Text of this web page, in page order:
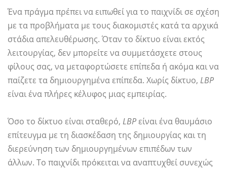
Ένα πράγμα πρέπει να ειπωθεί για το παιχνίδι σε σχέση
με τα προβλήματα με τους διακομιστές κατά τα αρχικά
στάδια απελευθέρωσης. Όταν το δίκτυο είναι εκτός
λειτουργίας, δεν μπορείτε να συμμετάσχετε στους
φίλους σας, να μεταφορτώσετε επίπεδα ή ακόμα και να
παίζετε τα δημιουργημένα επίπεδα. Χωρίς δίκτυο, LBP
είναι ένα πλήρες κέλυφος μιας εμπειρίας.
Όσο το δίκτυο είναι σταθερό, LBPείναι ένα θαυμάσιο
επίτευγμα με τη διασκέδαση της δημιουργίας και τη
διερεύνηση των δημιουργημένων επιπέδων των
άλλων. Το παιχνίδι πρόκειται να αναπτυχθεί συνεχώς